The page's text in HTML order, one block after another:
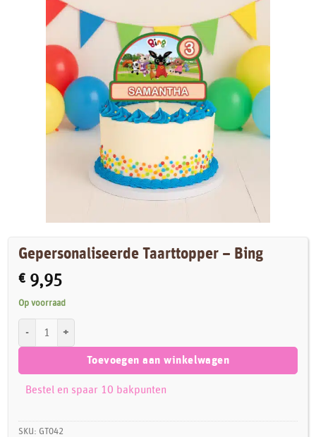
Gepersonaliseerde Taarttopper – Bing
€ 9,95
Op voorraad
Toevoegen aan winkelwagen
Bestel en spaar 10 bakpunten
SKU: GT042